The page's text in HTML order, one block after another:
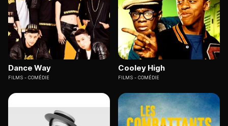
Dance Way
FILMS COMÉDIE
Cooley High
FILMS COMÉDIE